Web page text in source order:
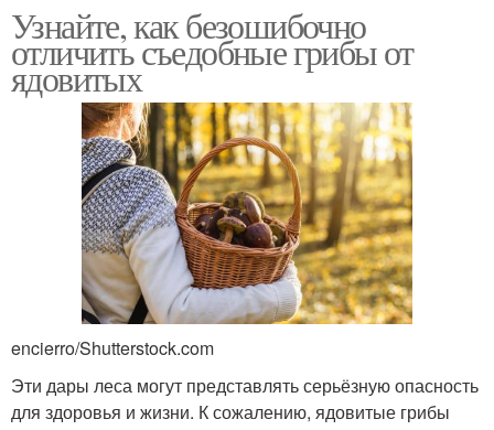
Узнайте, как безошибочно
отличить съедобные грибы от
ядовитых
encierro/Shutterstock.com
Эти дары леса могут представлять серьёзную опасность
для здоровья и жизни. К сожалению, ядовитые грибы